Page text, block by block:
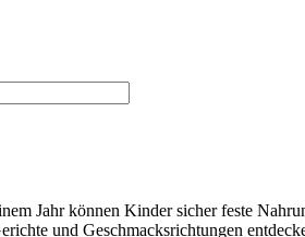
Jahr können Kinder sicher feste
und Geschmacksrichtungen